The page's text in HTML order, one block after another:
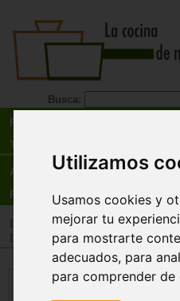
Utilizamos
Usamos cookies y
mejorar tu
para mostrarte
adecuados, para
para comprender
Busca:
Recetas
Tienda
Actualidad
Registro
>Tienda>Libros>
>Tienda>Libros>
Curso